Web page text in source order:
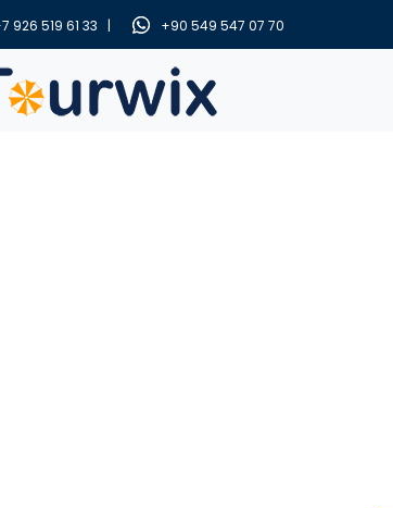
926 519 61 33 | +90 549 547 07 70